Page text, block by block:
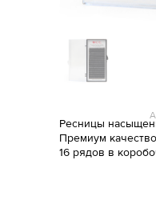
Ресницы
Премиум
16 рядов в